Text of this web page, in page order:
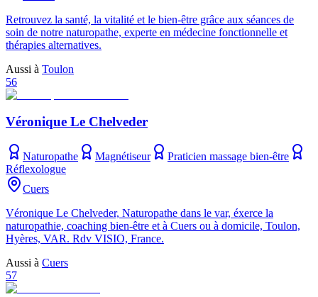
Retrouvez la santé, la vitalité et le bien-être grâce aux séances de
soin de notre naturopathe, experte en médecine fonctionnelle et
thérapies alternatives.
Aussi à Toulon
56
Véronique Le Chelveder
Naturopathe Magnétiseur
Praticien massage bien-être
Réflexologue
Cuers
Véronique Le Chelveder, Naturopathe dans le var, éxerce la
naturopathie, coaching bien-être et à Cuers ou à domicile, Toulon,
Hyères, VAR. Rdv VISIO, France.
Aussi à Cuers
57